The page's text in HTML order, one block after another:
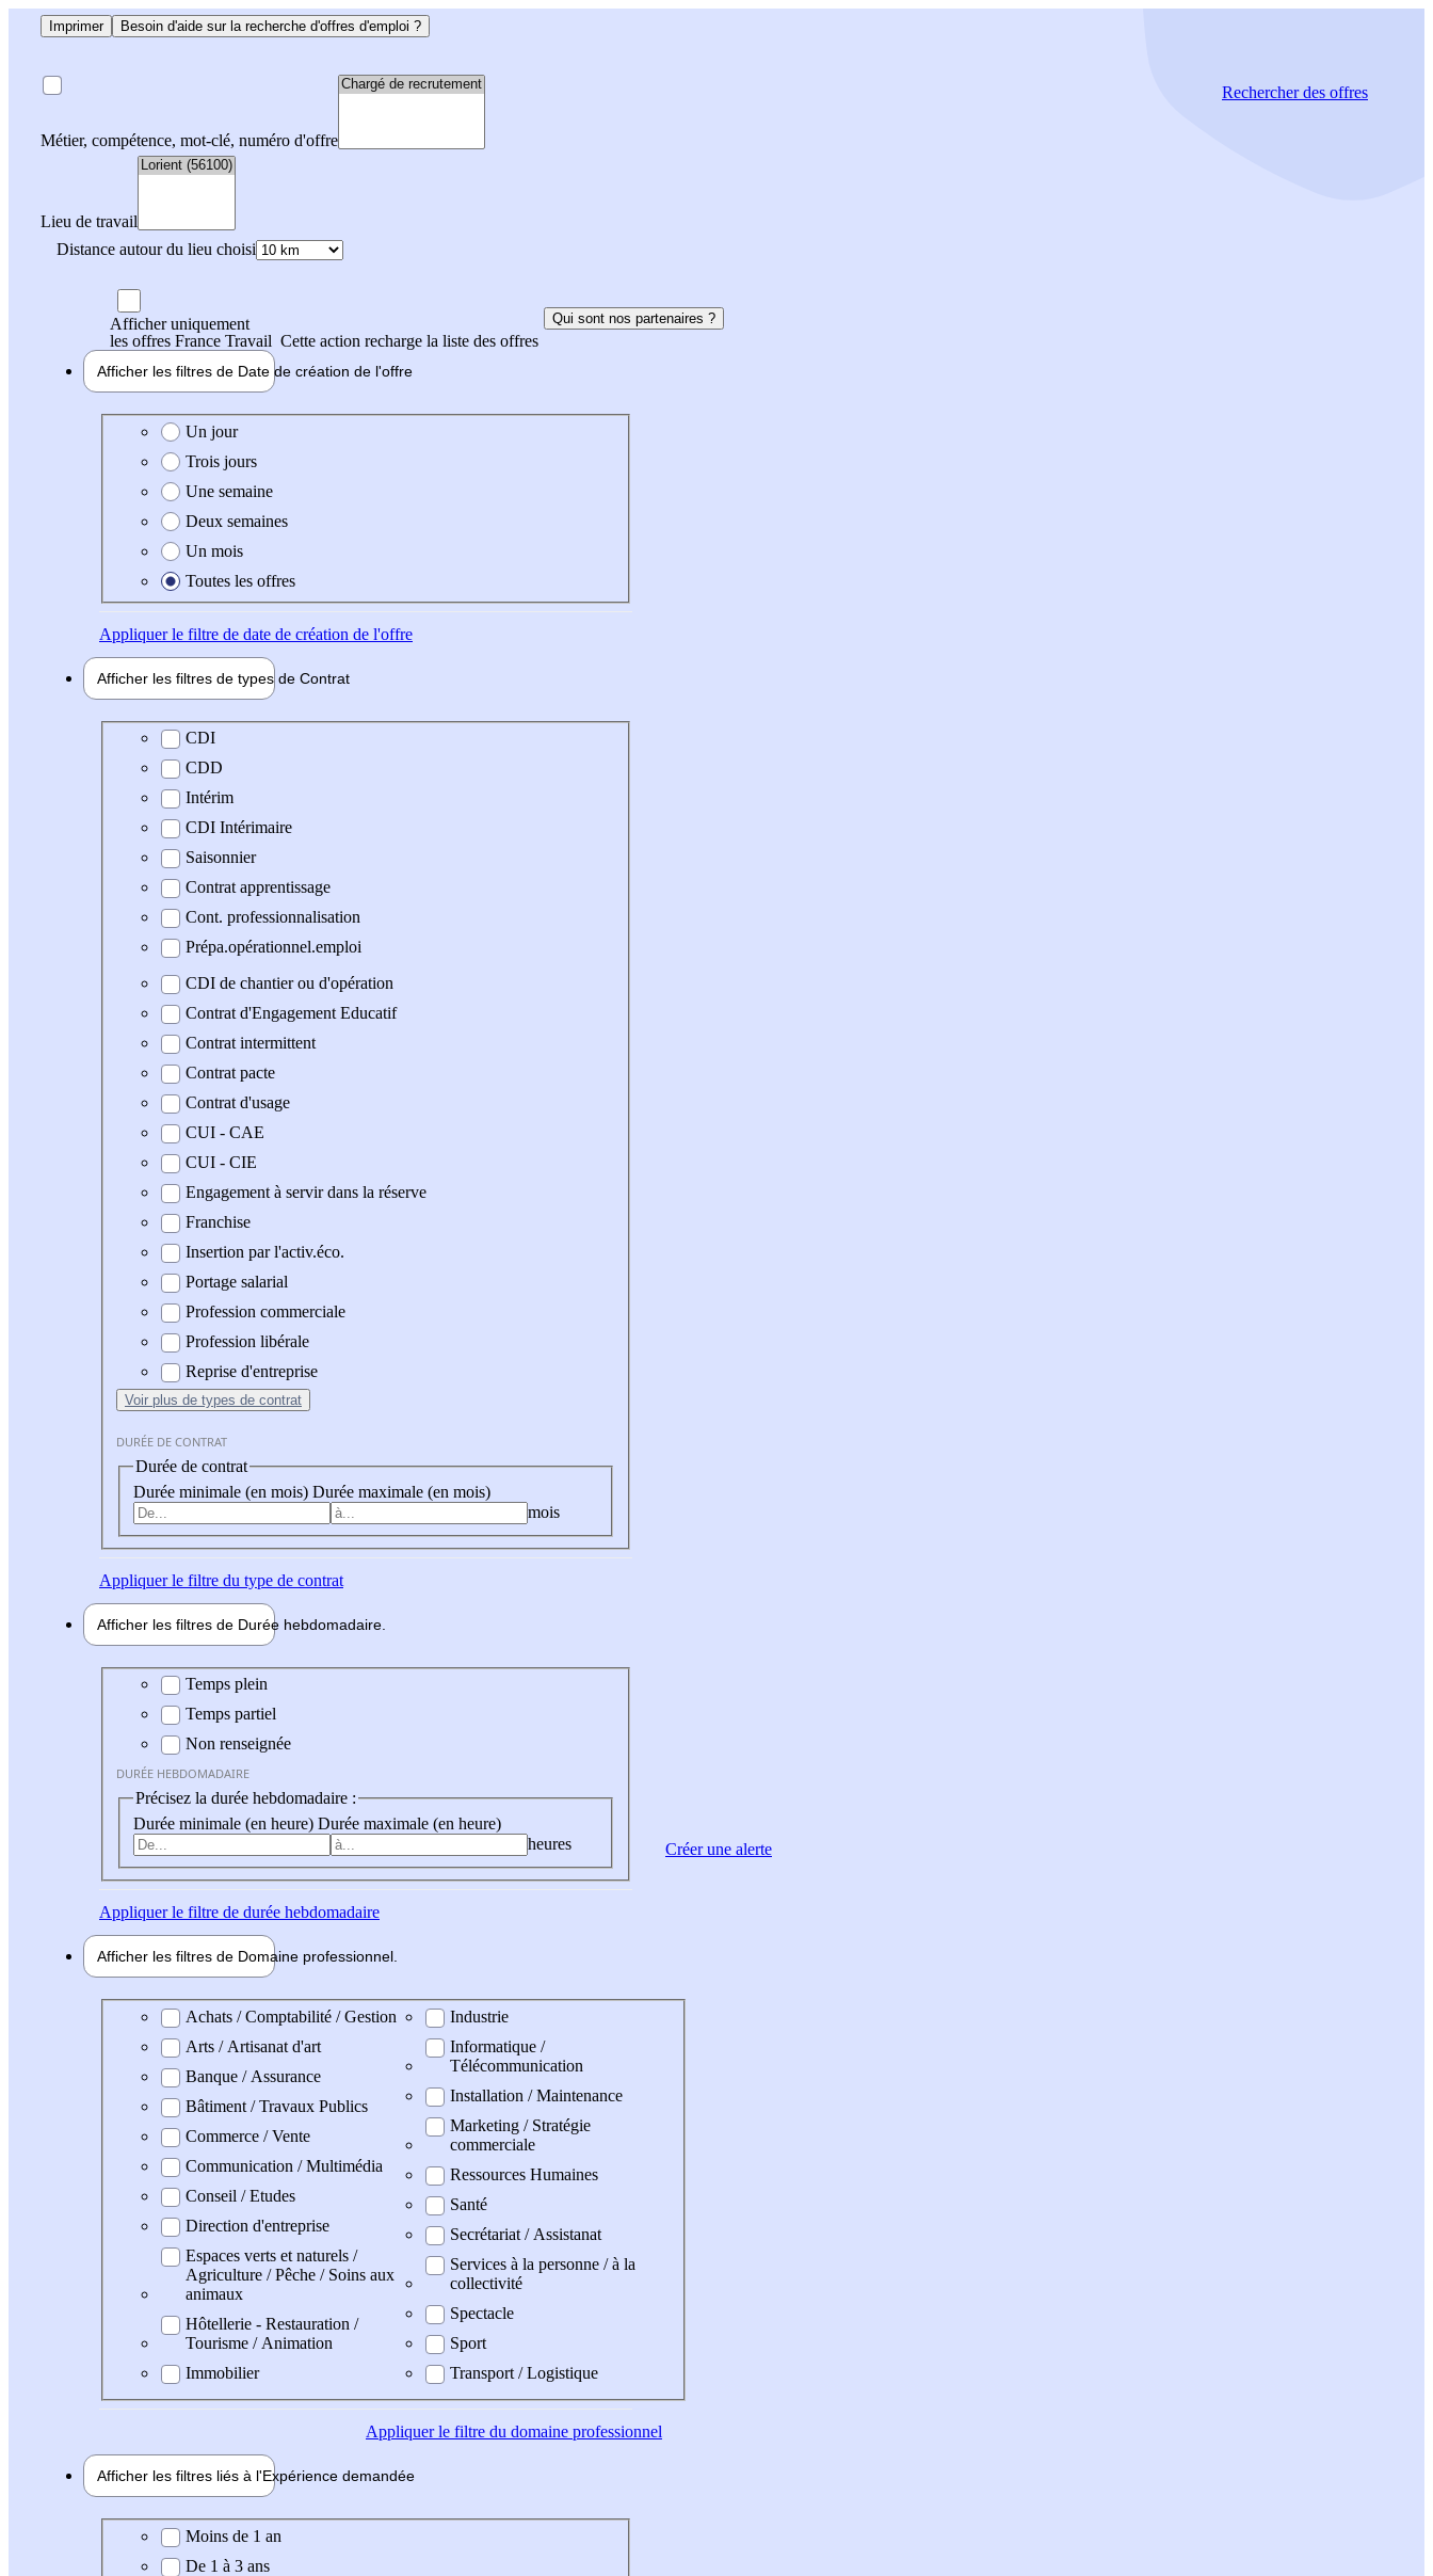
Imprimer Besoin d'aide sur la recherche d'offres d'emploi ?
Métier, compétence, mot-clé, numéro d'offre
Lieu de travail
Distance autour du lieu choisi
Rechercherdes offres
Afficher uniquement
les offres France Travail Cette action recharge la liste des offres
Qui sont nos partenaires ?
Afficher les filtres de Date de création de l'offre
Date de création de l'offre
Un jour
Trois jours
Une semaine
Deux semaines
Un mois
Toutes les offres
Appliquerle filtre de date de création de l'offre
Afficher les filtres de types de Contrat
Type de contrat
CDI
CDD
Intérim
CDI Intérimaire
Saisonnier
Contrat apprentissage
Cont. professionnalisation
Prépa.opérationnel.emploi
CDI de chantier ou d'opération
Contrat d'Engagement Educatif
Contrat intermittent
Contrat pacte
Contrat d'usage
CUI - CAE
CUI - CIE
Engagement à servir dans la réserve
Franchise
Insertion par l'activ.éco.
Portage salarial
Profession commerciale
Profession libérale
Reprise d'entreprise
Voir plus de types de contrat
DURÉE DE CONTRAT
Durée de contrat
Durée minimale (en mois) Durée maximale (en mois)
mois
Appliquerle filtre du type de contrat
Afficher les filtres de Durée hebdomadaire
Durée hebdomadaire
Temps plein
Temps partiel
Non renseignée
DURÉE HEBDOMADAIRE
Précisez la durée hebdomadaire :
Durée minimale (en heure) Durée maximale (en heure)
heures
Appliquerle filtre de durée hebdomadaire
Afficher les filtres de Domaine professionnel
Domaine professionel
Achats / Comptabilité / Gestion
Arts / Artisanat d'art
Banque / Assurance
Bâtiment / Travaux Publics
Commerce / Vente
Communication / Multimédia
Conseil / Etudes
Direction d'entreprise
Espaces verts et naturels /
Agriculture / Pêche / Soins aux
animaux
Hôtellerie - Restauration /
Tourisme / Animation
Immobilier
Industrie
Informatique /
Télécommunication
Installation / Maintenance
Marketing / Stratégie
commerciale
Ressources Humaines
Santé
Secrétariat / Assistanat
Services à la personne / à la
collectivité
Spectacle
Sport
Transport / Logistique
Appliquerle filtre du domaine professionnel
Afficher les filtres liés à l'Expérience demandée
Expérience demandée
Moins de 1 an
De 1 à 3 ans
Créer une alerte